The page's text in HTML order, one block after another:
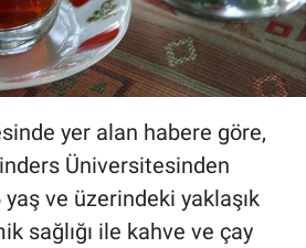
yer alan habere göre,
Üniversitesinden
yaş ve üzerindeki yaklaşık
sağlığı ile kahve ve çay